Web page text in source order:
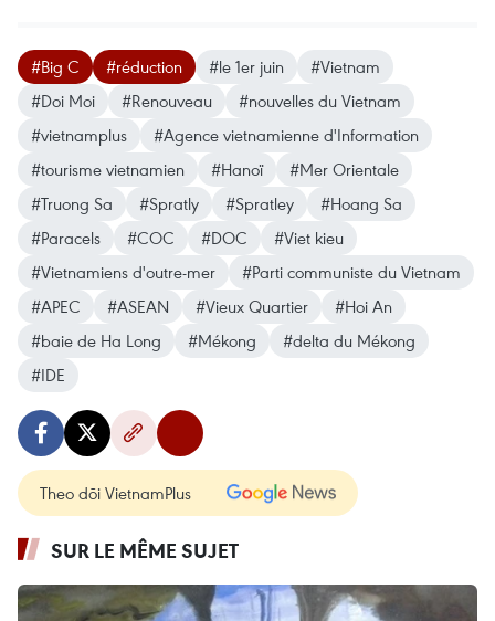
#Big C #réduction #le 1er juin
#Vietnam
#Doi Moi
#Renouveau
#nouvelles du Vietnam
#vietnamplus
#Agence vietnamienne d'Information
#tourisme vietnamien
#Hanoï
#Mer Orientale
#Truong Sa
#Spratly #Spratley
#Hoang Sa
#Paracels
#COC #DOC
#Viet kieu
#Vietnamiens d'outre-mer
#Parti communiste du Vietnam
#APEC
#ASEAN #Vieux Quartier
#Hoi An
#baie de Ha Long
#Mékong
#delta du Mékong
#IDE
Theo dõi VietnamPlus
SUR LE MÊME SUJET